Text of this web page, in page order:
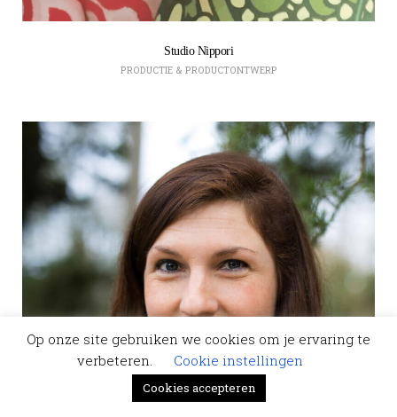
Studio Nippori
PRODUCTIE & PRODUCTONTWERP
Op onze site gebruiken we cookies om je ervaring te
verbeteren.
Cookie instellingen
Cookies accepteren